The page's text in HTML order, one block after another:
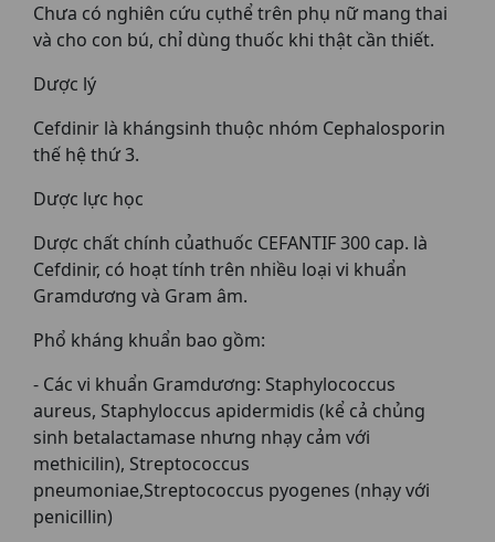
Chưa có nghiên cứu cụthể trên phụ nữ mang thai
và cho con bú, chỉ dùng thuốc khi thật cần thiết.
Dược lý
Cefdinir là khángsinh thuộc nhóm Cephalosporin
thế hệ thứ 3.
Dược lực học
Dược chất chính củathuốc CEFANTIF 300 cap. là
Cefdinir, có hoạt tính trên nhiều loại vi khuẩn
Gramdương và Gram âm.
Phổ kháng khuẩn bao gồm:
- Các vi khuẩn Gramdương: Staphylococcus
aureus, Staphyloccus apidermidis (kể cả chủng
sinh betalactamase nhưng nhạy cảm với
methicilin), Streptococcus
pneumoniae,Streptococcus pyogenes (nhạy với
penicillin)